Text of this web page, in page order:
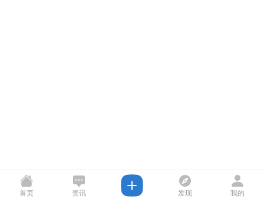
首页 资讯 发现 我的